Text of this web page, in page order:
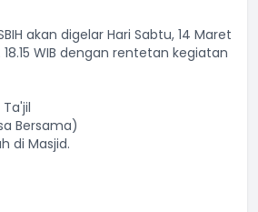
akan digelar Hari Sabtu, 14 Maret
18.15 WIB dengan rentetan kegiatan
Ta'jil
Bersama)
di Masjid.